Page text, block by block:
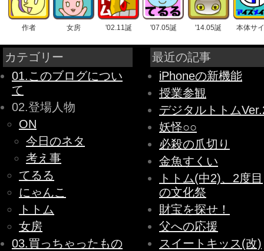
作者 女房 '02.11誕 '07.05誕 '14.05誕 本体サ
カテゴリー
01.このブログについ
て
02.登場人物
ON
今日のネタ
考え事
てるる
にゃんこ
トトム
女房
03.買っちゃったもの
最近の記事
iPhoneの新機能
授業参観
デジタルトトム
妖怪○○
必殺の爪切り
金魚すくい
トトム(中2)、2度目
の文化祭
財宝を探せ！
父への応援
スイートキッス(改)